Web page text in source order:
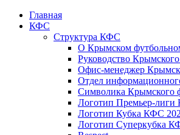
Главная
КФС
Структура КФС
О Крымском
Руководство
Офис-менеджер
Отдел
Символика Крымского
Логотип Премьер-
Логотип Кубка КФС
Логотип Суперкубка